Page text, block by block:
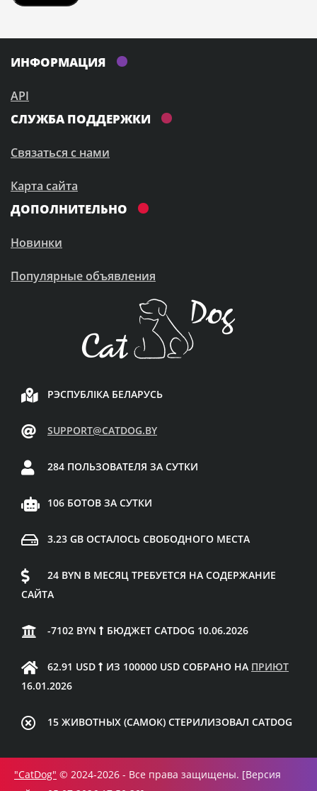
ИНФОРМАЦИЯ
API
СЛУЖБА ПОДДЕРЖКИ
Связаться с нами
Карта сайта
ДОПОЛНИТЕЛЬНО
Новинки
Популярные объявления
РЭСПУБЛІКА БЕЛАРУСЬ
SUPPORT@CATDOG.BY
284 ПОЛЬЗОВАТЕЛЯ ЗА СУТКИ
106 БОТОВ ЗА СУТКИ
3.23 GB ОСТАЛОСЬ СВОБОДНОГО МЕСТА
24 BYN В МЕСЯЦ ТРЕБУЕТСЯ НА СОДЕРЖАНИЕ
САЙТА
-7102 BYN БЮДЖЕТ CATDOG 10.06.2026
62.91 USD ИЗ 100000 USD СОБРАНО НА ПРИЮТ
16.01.2026
15 ЖИВОТНЫХ (САМОК) СТЕРИЛИЗОВАЛ CATDOG
"CatDog" © 2024-2026 - Все права защищены. [Версия